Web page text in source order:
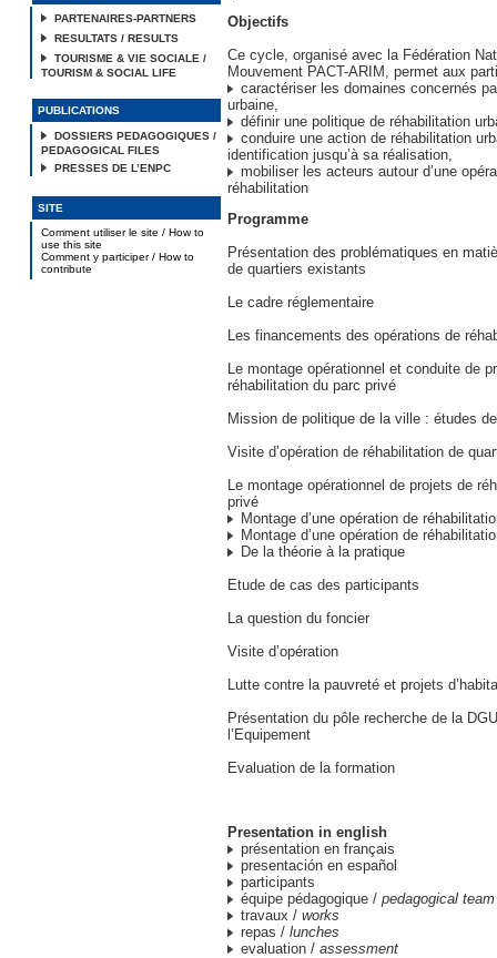
PARTENAIRES-PARTNERS
RESULTATS / RESULTS
TOURISME & VIE SOCIALE /
TOURISM & SOCIAL LIFE
PUBLICATIONS
DOSSIERS PEDAGOGIQUES /
PEDAGOGICAL FILES
PRESSES DE L’ENPC
SITE
Comment utiliser le site / How to
use this site
Comment y participer / How to
contribute
Objectifs
Ce cycle, organisé avec la Fédération
Mouvement PACT-ARIM, permet aux
caractériser les domaines concernés
urbaine,
définir une politique de réhabilitation
conduire une action de réhabilitation
identification jusqu’à sa réalisation,
mobiliser les acteurs autour d’une
réhabilitation
Programme
Présentation des problématiques en
de quartiers existants
Le cadre réglementaire
Les financements des opérations de
Le montage opérationnel et conduite de
réhabilitation du parc privé
Mission de politique de la ville : études
Visite d’opération de réhabilitation de
Le montage opérationnel de projets de
privé
Montage d’une opération de
Montage d’une opération de
De la théorie à la pratique
Etude de cas des participants
La question du foncier
Visite d’opération
Lutte contre la pauvreté et projets
Présentation du pôle recherche de la
l’Equipement
Evaluation de la formation
Presentation in english
présentation en français
presentación en español
participants
équipe pédagogique / pedagogical team
travaux / works
repas / lunches
evaluation / assessment